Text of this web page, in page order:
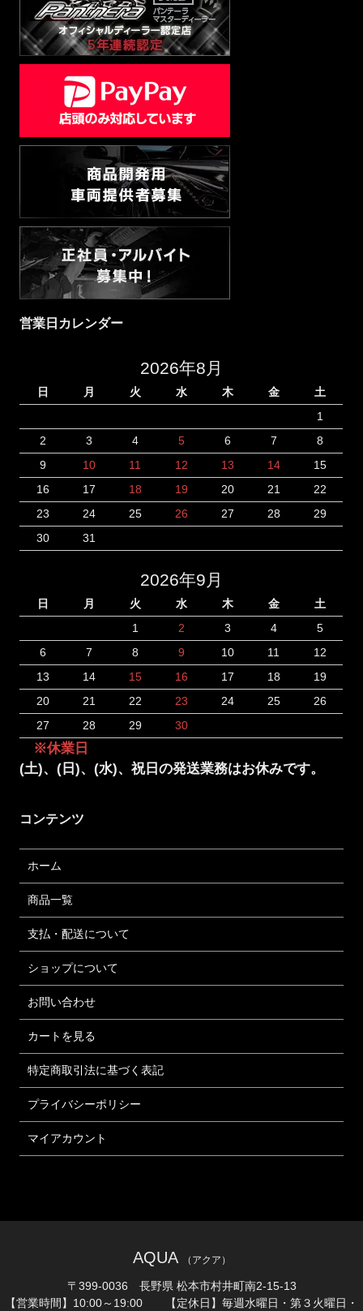
営業日カレンダー
2026年8月
日 月 火 水 木 金
土
1
2
3 4 5 6 7
8
9
10 11 12 13 14
15
16
17 18 19 20 21
22
23
24 25 26 27 28
29
30
31
2026年9月
日 月 火 水 木 金
土
1
2 3 4
5
6
7 8 9 10 11
12
13
14 15 16 17 18
19
20
21 22 23 24 25
26
27
28 29 30
※休業日
(土)、(日)、(水)、祝日の発送業務はお休みです。
コンテンツ
ホーム
商品一覧
支払・配送について
ショップについて
お問い合わせ
カートを見る
特定商取引法に基づく表記
プライバシーポリシー
マイアカウント
AQUA （アクア）
〒399-0036 長野県 松本市村井町南2-15-13
【営業時間】10:00～19:00 【定休日】毎週水曜日・第３火曜日・